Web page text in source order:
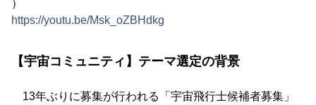
）
https://youtu.be/Msk_oZBHdkg
【宇宙コミュニティ】テーマ選定の背景
13年ぶりに募集が行われる「宇宙飛行士候補者募集」